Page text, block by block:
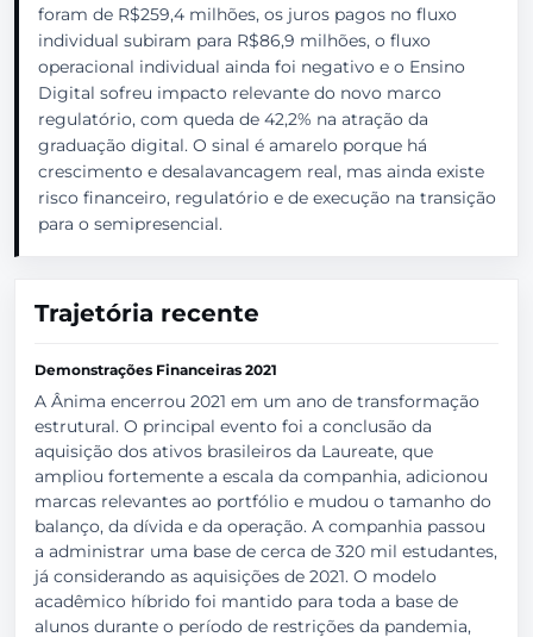
foram de R$259,4 milhões, os juros pagos no fluxo
individual subiram para R$86,9 milhões, o fluxo
operacional individual ainda foi negativo e o Ensino
Digital sofreu impacto relevante do novo marco
regulatório, com queda de 42,2% na atração da
graduação digital. O sinal é amarelo porque há
crescimento e desalavancagem real, mas ainda existe
risco financeiro, regulatório e de execução na transição
para o semipresencial.
Trajetória recente
Demonstrações Financeiras 2021
A Ânima encerrou 2021 em um ano de transformação
estrutural. O principal evento foi a conclusão da
aquisição dos ativos brasileiros da Laureate, que
ampliou fortemente a escala da companhia, adicionou
marcas relevantes ao portfólio e mudou o tamanho do
balanço, da dívida e da operação. A companhia passou
a administrar uma base de cerca de 320 mil estudantes,
já considerando as aquisições de 2021. O modelo
acadêmico híbrido foi mantido para toda a base de
alunos durante o período de restrições da pandemia,